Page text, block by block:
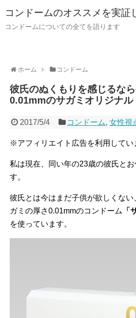
コンドームのオススメを実証
コンドームについての全てを語ります
ホーム コンドーム
彼氏のぬくもりを感じるな
0.01mmのサガミオリジナル
2017/5/4 コンドーム,女性視
※アフィリエイト広告を利用してい
私は現在、同い年の23歳の彼氏と
す。
彼氏とは今はまだ子供が欲しくな
ガミの厚さ0.01mmのコンドーム
「
を使っています。